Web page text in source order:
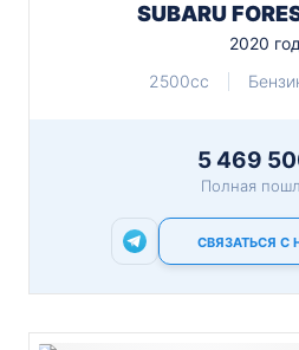
SUBARU
2020 год
2500cc
5 469
Полная
СВЯЗАТЬСЯ С